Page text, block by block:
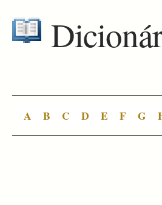
A B C D E F G